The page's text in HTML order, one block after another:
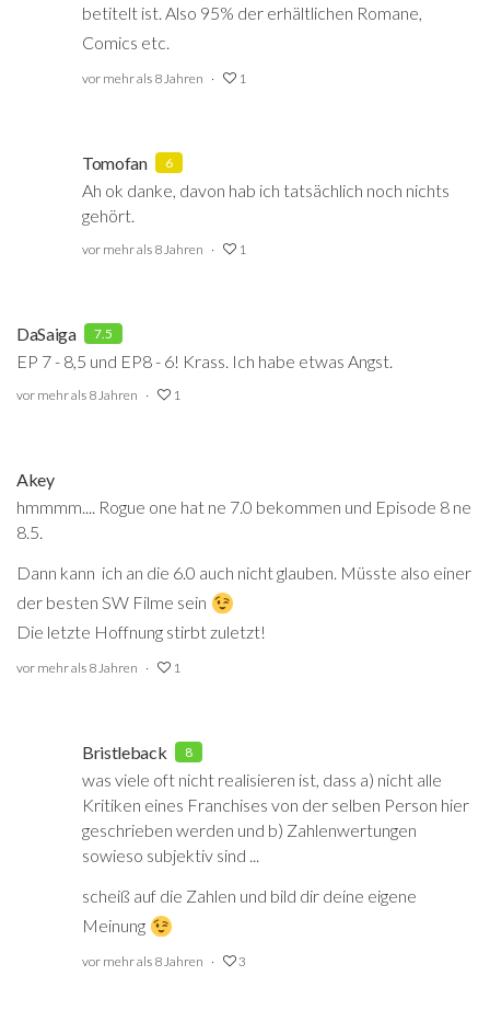
betitelt ist. Also 95% der erhältlichen Romane,
Comics etc.
vor mehr als 8 Jahren 1
Tomofan 6
Ah ok danke, davon hab ich tatsächlich noch nichts
gehört.
vor mehr als 8 Jahren 1
DaSaiga 7.5
EP 7 - 8,5 und EP8 - 6! Krass. Ich habe etwas Angst.
vor mehr als 8 Jahren 1
Akey
hmmmm.... Rogue one hat ne 7.0 bekommen und Episode 8 ne
8.5.
Dann kann ich an die 6.0 auch nicht glauben. Müsste also einer
der besten SW Filme sein
Die letzte Hoffnung stirbt zuletzt!
vor mehr als 8 Jahren 1
Bristleback 8
was viele oft nicht realisieren ist, dass a) nicht alle
Kritiken eines Franchises von der selben Person hier
geschrieben werden und b) Zahlenwertungen
sowieso subjektiv sind ...
scheiß auf die Zahlen und bild dir deine eigene
Meinung
vor mehr als 8 Jahren 3